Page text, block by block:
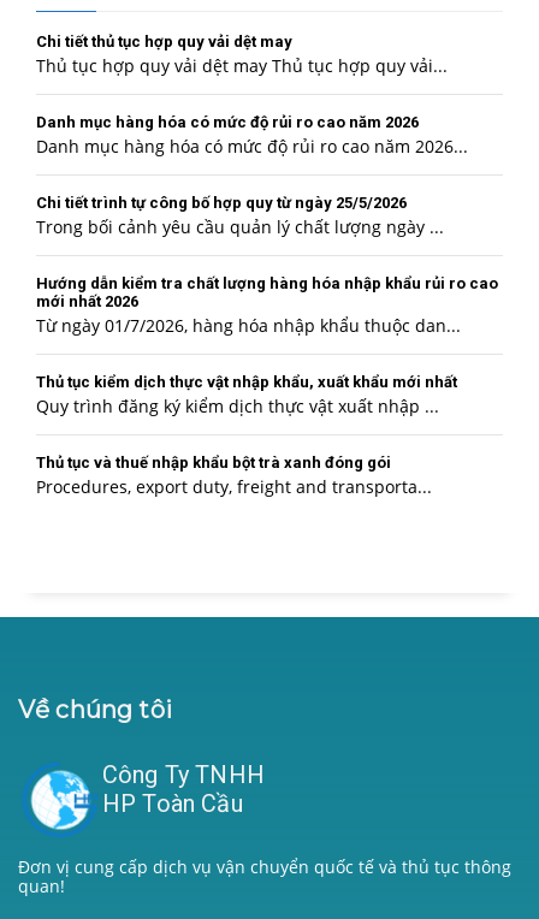
Chi tiết thủ tục hợp quy vải dệt may
Thủ tục hợp quy vải dệt may Thủ tục hợp quy vải...
Danh mục hàng hóa có mức độ rủi ro cao năm 2026
Danh mục hàng hóa có mức độ rủi ro cao năm 2026...
Chi tiết trình tự công bố hợp quy từ ngày 25/5/2026
Trong bối cảnh yêu cầu quản lý chất lượng ngày ...
Hướng dẫn kiểm tra chất lượng hàng hóa nhập khẩu rủi ro cao
mới nhất 2026
Từ ngày 01/7/2026, hàng hóa nhập khẩu thuộc dan...
Thủ tục kiểm dịch thực vật nhập khẩu, xuất khẩu mới nhất
Quy trình đăng ký kiểm dịch thực vật xuất nhập ...
Thủ tục và thuế nhập khẩu bột trà xanh đóng gói
Procedures, export duty, freight and transporta...
Về chúng tôi
Công Ty TNHH
HP Toàn Cầu
Đơn vị cung cấp dịch vụ vận chuyển quốc tế và thủ tục thông
quan!